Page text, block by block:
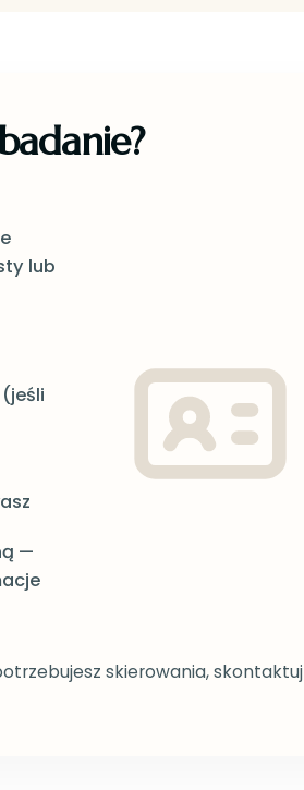
lub
—
skierowania, skontaktuj